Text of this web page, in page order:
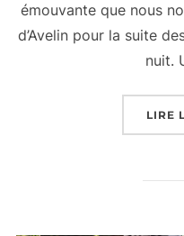
émouvante que nous
d’Avelin pour la suite
nuit.
LIRE